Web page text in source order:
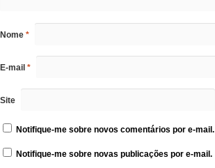
Nome *
E-mail *
Site
Notifique-me sobre novos comentários por e-mail.
Notifique-me sobre novas publicações por e-mail.